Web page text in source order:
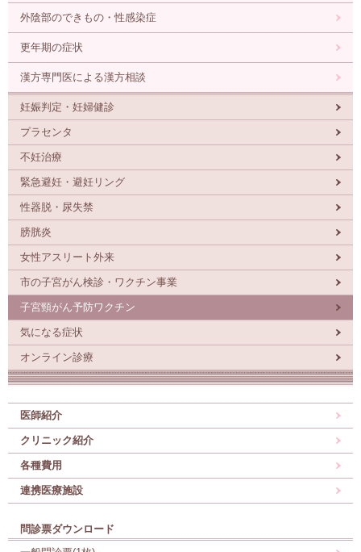
外陰部のできもの・性感染症
更年期の症状
漢方専門医による漢方相談
妊娠判定・妊婦健診
プラセンタ
不妊治療
緊急避妊・避妊リング
性器脱・尿失禁
膀胱炎
女性アスリート外来
市の子宮がん検診・ワクチン事業
子宮頸がん予防ワクチン
気になる症状
オンライン診療
医師紹介
クリニック紹介
各種費用
連携医療施設
問診票ダウンロード